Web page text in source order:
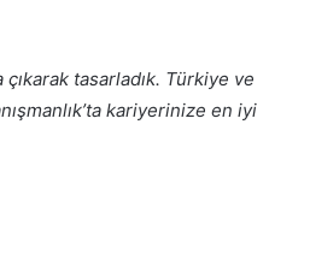
tasarladık. Türkiye ve
kariyerinize en iyi